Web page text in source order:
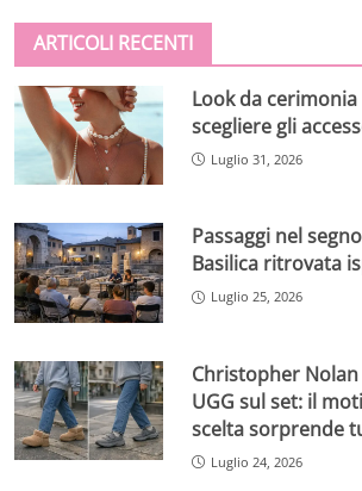
ARTICOLI RECENTI
Look da
scegliere gli
Luglio 31, 2026
Passaggi nel
Basilica ritrovata
Luglio 25, 2026
Christopher
UGG sul set: il
scelta sorprende
Luglio 24, 2026